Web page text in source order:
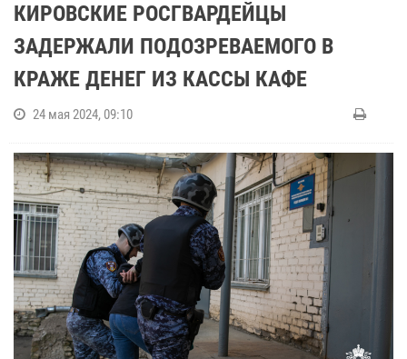
КИРОВСКИЕ РОСГВАРДЕЙЦЫ
ЗАДЕРЖАЛИ ПОДОЗРЕВАЕМОГО В
КРАЖЕ ДЕНЕГ ИЗ КАССЫ КАФЕ
24 мая 2024, 09:10